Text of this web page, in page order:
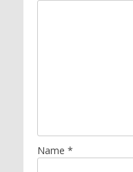
Name *